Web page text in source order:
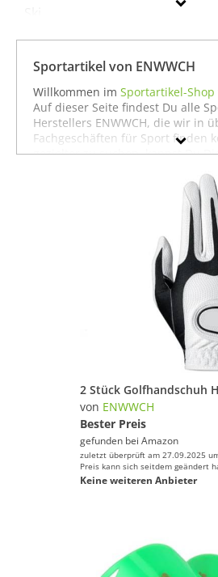
Sportausrüstung
ENWWCH
Geschlecht
Preis
Sportartikel von ENWWCH
Willkommen im Sportartikel-Shop
Auf dieser Seite findest Du alle
Herstellers ENWWCH, die wir in
Fachgeschäften für Sport finden
gezielter zu suchen, kannst Du
umschauen. Dort findest Du zum
ENWWCH für die
oder auch alles, was
zu bieten hat. Wenn Du
was Du suchst, stöbere doch
Sportart in der jeweiligen
für fast jeden Sport ein breites
bis hin zu Fitness
Fall wünschen wir Dir viel Spaß
von ENWWCH
Bester Preis
gefunden bei Amazon
zuletzt überprüft am 27.09.2025
Preis kann sich seitdem geändert
Keine weiteren Anbieter